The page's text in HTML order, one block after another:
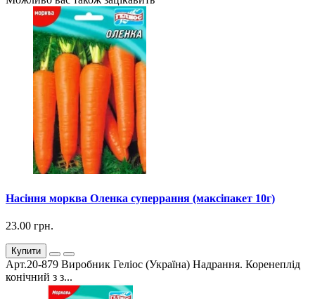
Насіння морква Оленка суперрання (максіпакет 10г)
23.00 грн.
Купити
Арт.20-879 Виробник Геліос (Україна) Надрання. Коренеплід
конічний з з...